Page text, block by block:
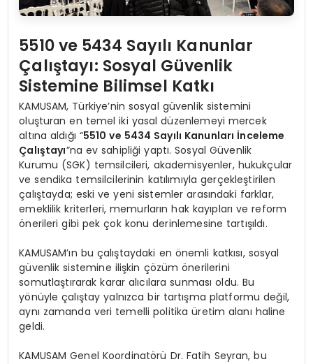
5510 ve 5434 Sayılı Kanunlar
Çalıştayı: Sosyal Güvenlik
Sistemine Bilimsel Katkı
KAMUSAM, Türkiye’nin sosyal güvenlik sistemini
oluşturan en temel iki yasal düzenlemeyi mercek
altına aldığı “5510 ve 5434 Sayılı Kanunları İnceleme
Çalıştayı”na ev sahipliği yaptı. Sosyal Güvenlik
Kurumu (SGK) temsilcileri, akademisyenler, hukukçular
ve sendika temsilcilerinin katılımıyla gerçekleştirilen
çalıştayda; eski ve yeni sistemler arasındaki farklar,
emeklilik kriterleri, memurların hak kayıpları ve reform
önerileri gibi pek çok konu derinlemesine tartışıldı.
KAMUSAM’ın bu çalıştaydaki en önemli katkısı, sosyal
güvenlik sistemine ilişkin çözüm önerilerini
somutlaştırarak karar alıcılara sunması oldu. Bu
yönüyle çalıştay yalnızca bir tartışma platformu değil,
aynı zamanda veri temelli politika üretim alanı haline
geldi.
KAMUSAM Genel Koordinatörü Dr. Fatih Seyran, bu